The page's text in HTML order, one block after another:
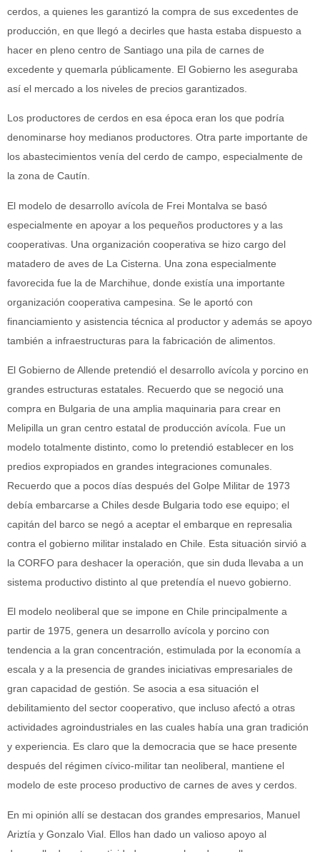
cerdos, a quienes les garantizó la compra de sus excedentes de
producción, en que llegó a decirles que hasta estaba dispuesto a
hacer en pleno centro de Santiago una pila de carnes de
excedente y quemarla públicamente. El Gobierno les aseguraba
así el mercado a los niveles de precios garantizados.
Los productores de cerdos en esa época eran los que podría
denominarse hoy medianos productores. Otra parte importante de
los abastecimientos venía del cerdo de campo, especialmente de
la zona de Cautín.
El modelo de desarrollo avícola de Frei Montalva se basó
especialmente en apoyar a los pequeños productores y a las
cooperativas. Una organización cooperativa se hizo cargo del
matadero de aves de La Cisterna. Una zona especialmente
favorecida fue la de Marchihue, donde existía una importante
organización cooperativa campesina. Se le aportó con
financiamiento y asistencia técnica al productor y además se apoyo
también a infraestructuras para la fabricación de alimentos.
El Gobierno de Allende pretendió el desarrollo avícola y porcino en
grandes estructuras estatales. Recuerdo que se negoció una
compra en Bulgaria de una amplia maquinaria para crear en
Melipilla un gran centro estatal de producción avícola. Fue un
modelo totalmente distinto, como lo pretendió establecer en los
predios expropiados en grandes integraciones comunales.
Recuerdo que a pocos días después del Golpe Militar de 1973
debía embarcarse a Chiles desde Bulgaria todo ese equipo; el
capitán del barco se negó a aceptar el embarque en represalia
contra el gobierno militar instalado en Chile. Esta situación sirvió a
la CORFO para deshacer la operación, que sin duda llevaba a un
sistema productivo distinto al que pretendía el nuevo gobierno.
El modelo neoliberal que se impone en Chile principalmente a
partir de 1975, genera un desarrollo avícola y porcino con
tendencia a la gran concentración, estimulada por la economía a
escala y a la presencia de grandes iniciativas empresariales de
gran capacidad de gestión. Se asocia a esa situación el
debilitamiento del sector cooperativo, que incluso afectó a otras
actividades agroindustriales en las cuales había una gran tradición
y experiencia. Es claro que la democracia que se hace presente
después del régimen cívico-militar tan neoliberal, mantiene el
modelo de este proceso productivo de carnes de aves y cerdos.
En mi opinión allí se destacan dos grandes empresarios, Manuel
Ariztía y Gonzalo Vial. Ellos han dado un valioso apoyo al